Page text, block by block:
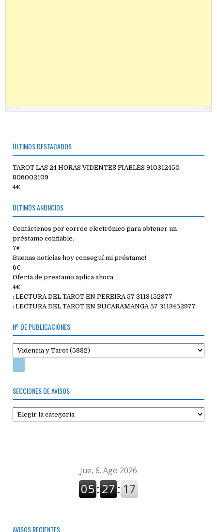
ÚLTIMOS DESTACADOS
TAROT LAS 24 HORAS VIDENTES FIABLES 910312450 –
806002109
4€
ÚLTIMOS ANUNCIOS
Contáctenos por correo electrónico para obtener un
préstamo confiable.
7€
Buenas noticias hoy conseguí mi préstamo!
6€
Oferta de prestamo aplica ahora
4€
: LECTURA DEL TAROT EN PEREIRA 57 3113452977
: LECTURA DEL TAROT EN BUCARAMANGA 57 3113452977
Nº DE PUBLICACIONES
SECCIONES DE AVISOS
Secciones
de
AVISOS RECIENTES